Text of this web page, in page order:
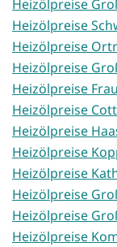
Heizölpreise
Heizölpreise
Heizölpreise
Heizölpreise
Heizölpreise
Heizölpreise
Heizölpreise
Heizölpreise
Heizölpreise
Heizölpreise
Heizölpreise
Heizölpreise